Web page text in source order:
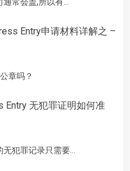
通常会盖,所以有…
Entry申请材料详解之 –
章吗？
Entry 无犯罪证明如何准
无犯罪记录只需要…